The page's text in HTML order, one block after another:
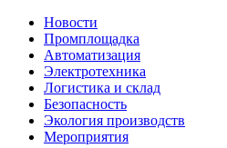
Новости
Промплощадка
Автоматизация
Электротехника
Логистика и склад
Безопасность
Экология производств
Мероприятия